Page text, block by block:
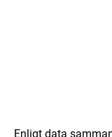
Enligt data